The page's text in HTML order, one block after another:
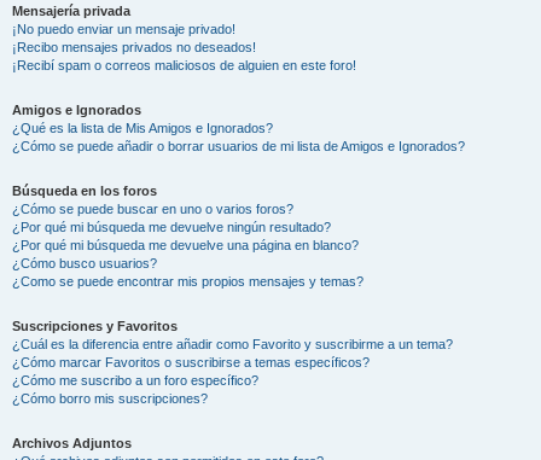
Mensajería privada
¡No puedo enviar un mensaje privado!
¡Recibo mensajes privados no deseados!
¡Recibí spam o correos maliciosos de alguien en este foro!
Amigos e Ignorados
¿Qué es la lista de Mis Amigos e Ignorados?
¿Cómo se puede añadir o borrar usuarios de mi lista de Amigos e Ignorados?
Búsqueda en los foros
¿Cómo se puede buscar en uno o varios foros?
¿Por qué mi búsqueda me devuelve ningún resultado?
¿Por qué mi búsqueda me devuelve una página en blanco?
¿Cómo busco usuarios?
¿Como se puede encontrar mis propios mensajes y temas?
Suscripciones y Favoritos
¿Cuál es la diferencia entre añadir como Favorito y suscribirme a un tema?
¿Cómo marcar Favoritos o suscribirse a temas específicos?
¿Cómo me suscribo a un foro específico?
¿Cómo borro mis suscripciones?
Archivos Adjuntos